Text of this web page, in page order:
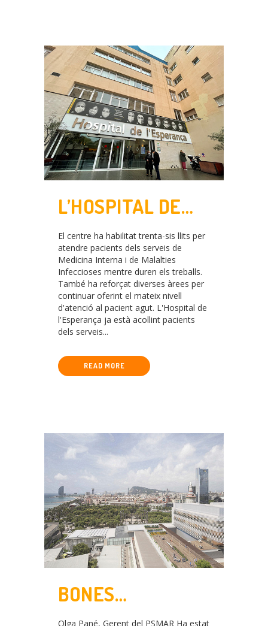
L’HOSPITAL DE
L’ESPERANÇA
PREPARAT PER
LES OBRES
D’AMPLIACIÓ DE
L’HOSPITAL DEL
MAR
El centre ha habilitat trenta-sis llits per
atendre pacients dels serveis de
Medicina Interna i de Malalties
Infeccioses mentre duren els treballs.
També ha reforçat diverses àrees per
continuar oferint el mateix nivell
d'atenció al pacient agut. L'Hospital de
l'Esperança ja està acollint pacients
dels serveis...
READ MORE
BONES
NOTÍCIES!!!
Olga Pané, Gerent del PSMAR Ha estat